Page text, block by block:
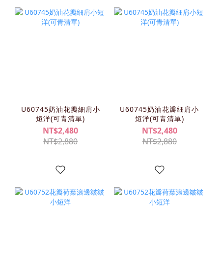
U60745奶油花瓣細肩小
短洋(可青清單)
NT$2,480
NT$2,880
U60745奶油花瓣細肩小
短洋(可青清單)
NT$2,480
NT$2,880